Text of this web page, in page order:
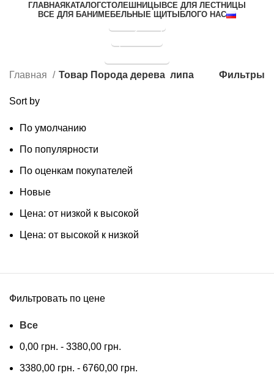
ГЛАВНАЯ КАТАЛОГСТОЛЕШНИЦЫ ВСЕ ДЛЯ ЛЕСТНИЦЫ
ВСЕ ДЛЯ БАНИ МЕБЕЛЬНЫЕ ЩИТЫ БЛОГО НАС
Калькулятор
Прайс лист
Главная Товар Порода дерева липа Фильтры
Sort by
По умолчанию
По популярности
По оценкам покупателей
Новые
Цена: от низкой к высокой
Цена: от высокой к низкой
Фильтровать по цене
Все
0,00 грн. - 3380,00 грн.
3380,00 грн. - 6760,00 грн.